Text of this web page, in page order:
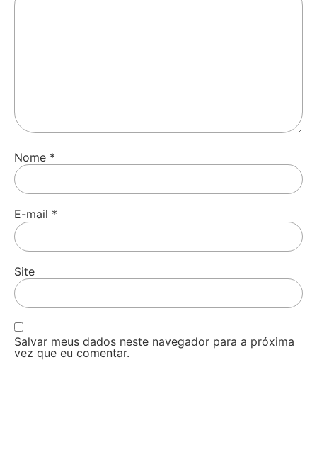
Nome *
E-mail *
Site
Salvar meus dados neste navegador para a próxima
vez que eu comentar.